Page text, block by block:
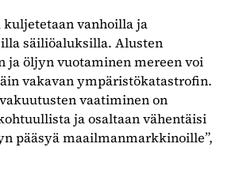
kuljetetaan vanhoilla ja
säiliöaluksilla. Alusten
ja öljyn vuotaminen mereen voi
vakavan ympäristökatastrofin.
vaatiminen on
ja osaltaan vähentäisi
pääsyä maailmanmarkkinoille”,